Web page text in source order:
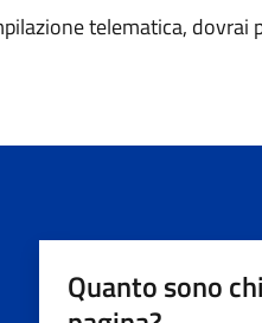
telematica,
Quanto sono